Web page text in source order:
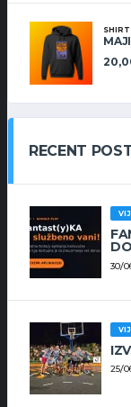
RECENT
30/
25/